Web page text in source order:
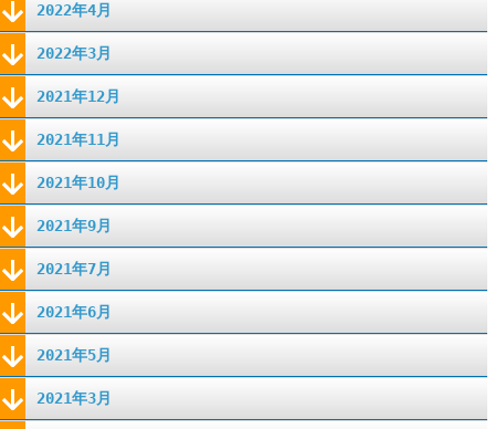
2022年4月
2022年3月
2021年12月
2021年11月
2021年10月
2021年9月
2021年7月
2021年6月
2021年5月
2021年3月